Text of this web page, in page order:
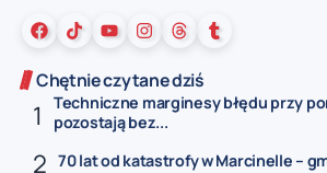
Chętnie czytane dziś
Techniczne marginesy błędu przy
pozostają bez...
70 lat od katastrofy w Marcinelle –